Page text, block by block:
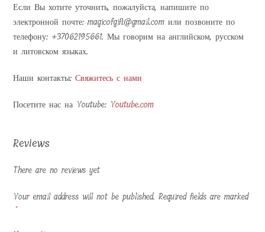
Если Вы хотите уточнить, пожалуйста, напишите по
электронной почте: magicofgift@gmail.com или позвоните по
телефону: +37062195661. Мы говорим на английском, русском
и литовском языках.
Наши контакты:Свяжитесь с нами
Посетите нас на Youtube: Youtube.com
Reviews
There are no reviews yet
Your email address will not be published. Required fields are marked
*